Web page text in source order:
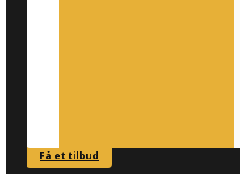
SE OVERSIGT
Få et tilbud